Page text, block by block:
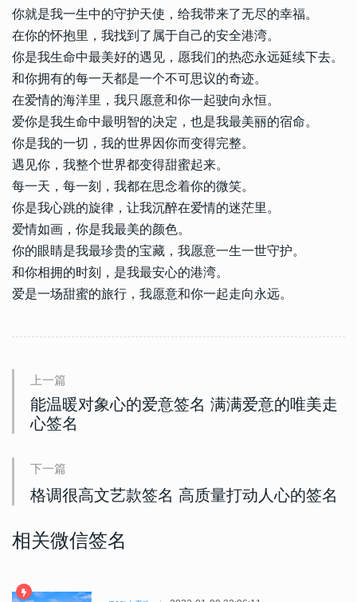
你就是我一生中的守护天使，给我带来了无尽的幸福。
在你的怀抱里，我找到了属于自己的安全港湾。
你是我生命中最美好的遇见，愿我们的热恋永远延续下去。
和你拥有的每一天都是一个不可思议的奇迹。
在爱情的海洋里，我只愿意和你一起驶向永恒。
爱你是我生命中最明智的决定，也是我最美丽的宿命。
你是我的一切，我的世界因你而变得完整。
遇见你，我整个世界都变得甜蜜起来。
每一天，每一刻，我都在思念着你的微笑。
你是我心跳的旋律，让我沉醉在爱情的迷茫里。
爱情如画，你是我最美的颜色。
你的眼睛是我最珍贵的宝藏，我愿意一生一世守护。
和你相拥的时刻，是我最安心的港湾。
爱是一场甜蜜的旅行，我愿意和你一起走向永远。
上一篇
能温暖对象心的爱意签名 满满爱意的唯美走
心签名
下一篇
格调很高文艺款签名 高质量打动人心的签名
相关微信签名